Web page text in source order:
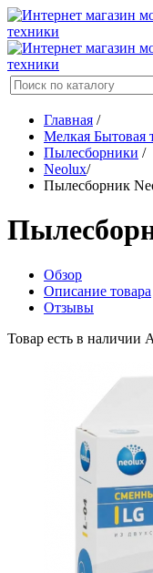
Главная /
Мелкая Бытовая
Пылесборники /
Neolux/
Пылесборник
Обзор
Описание товара
Отзывы
Товар есть в наличии